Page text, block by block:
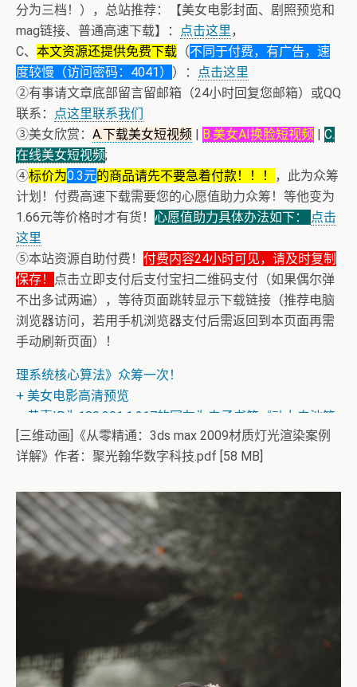
分为三档！），总站推荐：【美女电影封面、剧照预览和
mag链接、普通高速下载】：
点击这里，
C、 本文资源还提供免费下载 （不同于付费，有广告，速
度较慢（访问密码：4041） ）：
点击这里
②有事请文章底部留言留邮箱（24小时回复您邮箱）或QQ
联系：
点这里联系我们
③美女欣赏： A.下载美女短视频 | B.美女AI换脸短视频 | C.
在线美女短视频;
④标价为0.3元的商品请先不要急着付款！！！
，此为众筹
计划！付费高速下载需要您的心愿值助力众筹！等他变为
1.66元等价格时才有货！ 心愿值助力具体办法如下：
点击
这里
⑤本站资源自助付费！ 付费内容24小时可见，请及时复制
保存！
点击立即支付后支付宝扫二维码支付（如果偶尔弹
不出多试两遍），等待页面跳转显示下载链接（推荐电脑
浏览器访问，若用手机浏览器支付后需返回到本页面再需
手动刷新页面）！
+ 恭喜IP为180.201.1.217的网友为电子书籍《动力电池管
理系统核心算法》众筹一次！
+ 美女电影高清预览
+ 恭喜IP为180.201.1.217的网友为电子书籍《动力电池管
理系统核心算法》众筹一次！
[三维动画]《从零精通：3ds max 2009材质灯光渲染案例
详解》作者：聚光翰华数字科技.pdf [58 MB]